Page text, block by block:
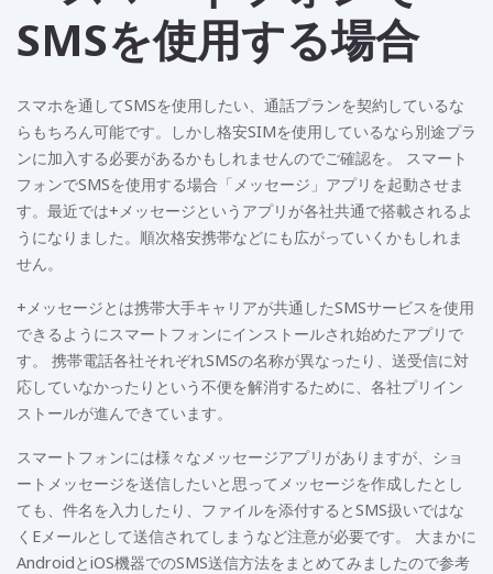
SMSを使用する場合
スマホを通してSMSを使用したい、通話プランを契約しているな
らもちろん可能です。しかし格安SIMを使用しているなら別途プラ
ンに加入する必要があるかもしれませんのでご確認を。 スマート
フォンでSMSを使用する場合「メッセージ」アプリを起動させま
す。最近では+メッセージというアプリが各社共通で搭載されるよ
うになりました。順次格安携帯などにも広がっていくかもしれま
せん。
+メッセージとは携帯大手キャリアが共通したSMSサービスを使用
できるようにスマートフォンにインストールされ始めたアプリで
す。 携帯電話各社それぞれSMSの名称が異なったり、送受信に対
応していなかったりという不便を解消するために、各社プリイン
ストールが進んできています。
スマートフォンには様々なメッセージアプリがありますが、ショ
ートメッセージを送信したいと思ってメッセージを作成したとし
ても、件名を入力したり、ファイルを添付するとSMS扱いではな
くEメールとして送信されてしまうなど注意が必要です。 大まかに
AndroidとiOS機器でのSMS送信方法をまとめてみましたので参考